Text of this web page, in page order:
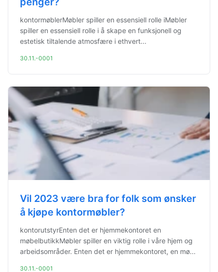
kontormøblerMøbler spiller en essensiell rolle iMøbler
spiller en essensiell rolle i å skape en funksjonell og
estetisk tiltalende atmosfære i ethvert...
30.11.-0001
Vil 2023 være bra for folk som ønsker
å kjøpe kontormøbler?
kontorutstyrEnten det er hjemmekontoret en
møbelbutikkMøbler spiller en viktig rolle i våre hjem og
arbeidsområder. Enten det er hjemmekontoret, en mø...
30.11.-0001